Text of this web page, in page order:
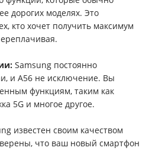
дорогих моделях. Это
кто хочет получить максимум
: Samsung постоянно
и A56 не исключение. Вы
функциям, таким как
5G и многое другое.
известен своим качеством
что ваш новый смартфон